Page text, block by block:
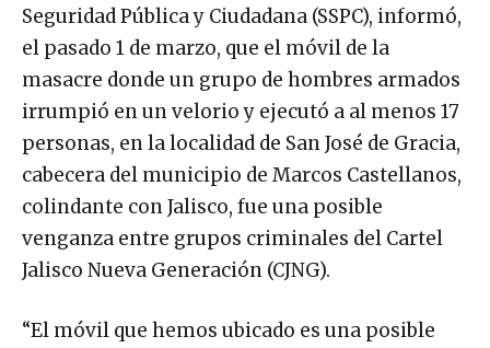
Seguridad Pública y Ciudadana (SSPC), informó,
el pasado 1 de marzo, que el móvil de la
masacre donde un grupo de hombres armados
irrumpió en un velorio y ejecutó a al menos 17
personas, en la localidad de San José de Gracia,
cabecera del municipio de Marcos Castellanos,
colindante con Jalisco, fue una posible
venganza entre grupos criminales del Cartel
Jalisco Nueva Generación (CJNG).
“El móvil que hemos ubicado es una posible